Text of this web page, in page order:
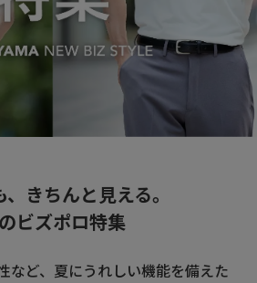
きちんと見える。
ビズポロ特集
など、夏にうれしい機能を備えた